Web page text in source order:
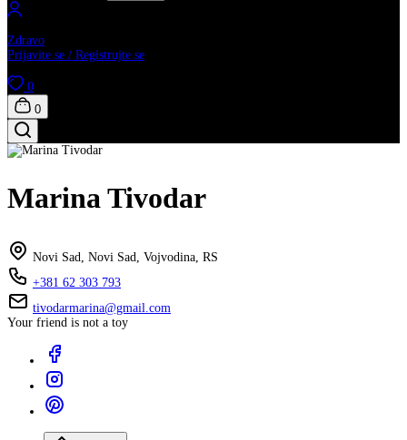
Zdravo
Prijavite se / Registrujte se
0
0
Marina Tivodar
Novi Sad, Novi Sad, Vojvodina, RS
+381 62 303 793
tivodarmarina@gmail.com
Your friend is not a toy